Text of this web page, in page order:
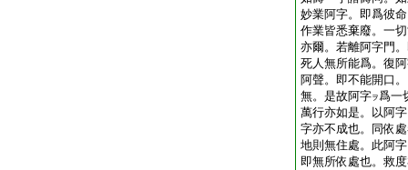
妙業阿字。即爲彼
作業皆悉棄廢。一
亦爾。若離阿字門
死人無所能爲。復
阿聲。即不能開口
無。是故阿字ヲ爲一
萬行亦如是。以阿
字亦不成也。同依
地則無住處。此阿
即無所依處也。救